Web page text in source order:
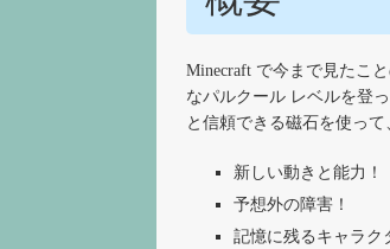
Minecraft で今まで見たこ
なパルクール レベルを登
と信頼できる磁石を使っ
新しい動きと能力！
予想外の障害！
記憶に残るキャラク